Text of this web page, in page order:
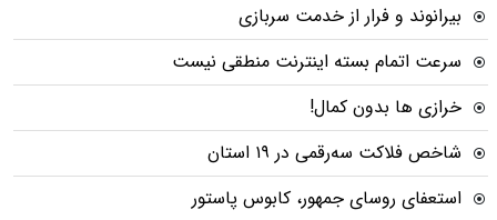
بیرانوند و فرار از خدمت سربازی
سرعت اتمام بسته‌ اینترنت منطقی نیست
خرازی ها بدون کمال!
شاخص فلاکت سه‌رقمی در ۱۹ استان
استعفای روسای جمهور، کابوس پاستور